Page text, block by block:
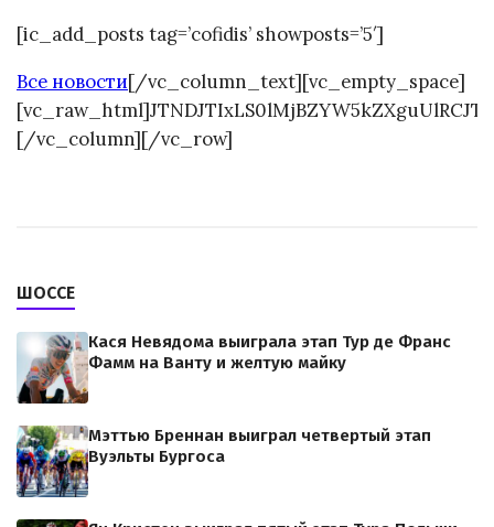
[ic_add_posts tag=’cofidis’ showposts=’5′]
Все новости[/vc_column_text][vc_empty_space]
[/vc_column][/vc_row]
ШОССЕ
Кася Невядома выиграла этап Тур де Франс
Фамм на Ванту и желтую майку
Мэттью Бреннан выиграл четвертый этап
Вуэльты Бургоса